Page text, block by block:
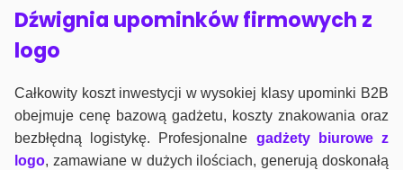
Dźwignia upominków firmowych z
logo
Całkowity koszt inwestycji w wysokiej klasy upominki B2B
obejmuje cenę bazową gadżetu, koszty znakowania oraz
bezbłędną logistykę. Profesjonalne gadżety biurowe z
logo, zamawiane w dużych ilościach, generują doskonałą